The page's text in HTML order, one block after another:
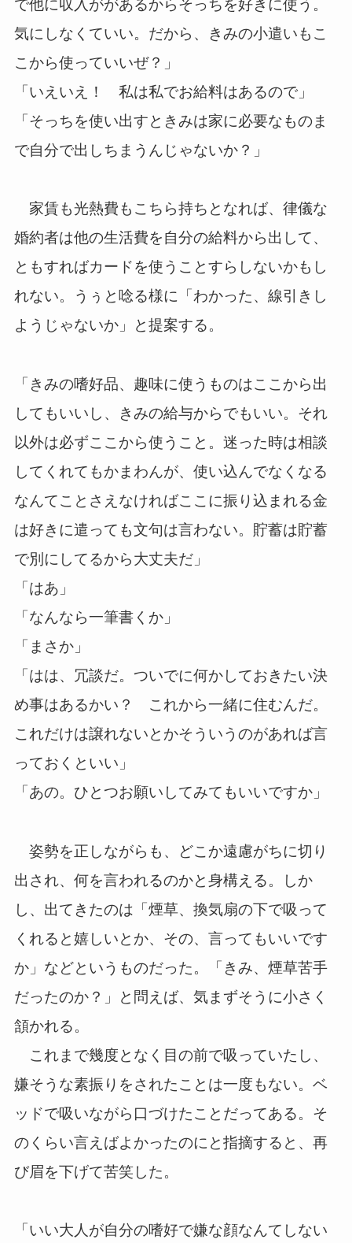
で他に収入ががあるからそっちを好きに使う。
気にしなくていい。だから、きみの小遣いもこ
こから使っていいぜ？」
「いえいえ！ 私は私でお給料はあるので」
「そっちを使い出すときみは家に必要なものま
で自分で出しちまうんじゃないか？」
家賃も光熱費もこちら持ちとなれば、律儀な
婚約者は他の生活費を自分の給料から出して、
ともすればカードを使うことすらしないかもし
れない。うぅと唸る様に「わかった、線引きし
ようじゃないか」と提案する。
「きみの嗜好品、趣味に使うものはここから出
してもいいし、きみの給与からでもいい。それ
以外は必ずここから使うこと。迷った時は相談
してくれてもかまわんが、使い込んでなくなる
なんてことさえなければここに振り込まれる金
は好きに遣っても文句は言わない。貯蓄は貯蓄
で別にしてるから大丈夫だ」
「はあ」
「なんなら一筆書くか」
「まさか」
「はは、冗談だ。ついでに何かしておきたい決
め事はあるかい？ これから一緒に住むんだ。
これだけは譲れないとかそういうのがあれば言
っておくといい」
「あの。ひとつお願いしてみてもいいですか」
姿勢を正しながらも、どこか遠慮がちに切り
出され、何を言われるのかと身構える。しか
し、出てきたのは「煙草、換気扇の下で吸って
くれると嬉しいとか、その、言ってもいいです
か」などというものだった。「きみ、煙草苦手
だったのか？」と問えば、気まずそうに小さく
頷かれる。
これまで幾度となく目の前で吸っていたし、
嫌そうな素振りをされたことは一度もない。ベ
ッドで吸いながら口づけたことだってある。そ
のくらい言えばよかったのにと指摘すると、再
び眉を下げて苦笑した。
「いい大人が自分の嗜好で嫌な顔なんてしない